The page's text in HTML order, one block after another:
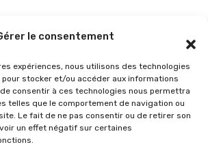
le consentement
expériences, nous utilisons des technologies
stocker et/ou accéder aux informations
consentir à ces technologies nous permettra
telles que le comportement de navigation ou
Le fait de ne pas consentir ou de retirer son
un effet négatif sur certaines